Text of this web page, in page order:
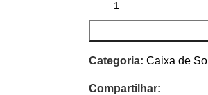
Categoria: Caixa de
Compartilhar: